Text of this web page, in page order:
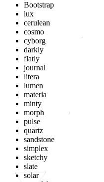
Bootstrap
lux
cerulean
cosmo
cyborg
darkly
flatly
journal
litera
lumen
materia
minty
morph
pulse
quartz
sandstone
simplex
sketchy
slate
solar